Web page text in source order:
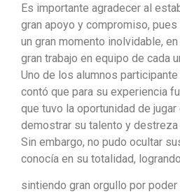
Es importante agradecer al
gran apoyo y compromiso,
un gran momento inolvidable,
gran trabajo en equipo de cada
Uno de los alumnos
contó que para su experiencia
que tuvo la oportunidad de
demostrar su talento y destreza
Sin embargo, no pudo ocultar
conocía en su totalidad,
sintiendo gran orgullo por